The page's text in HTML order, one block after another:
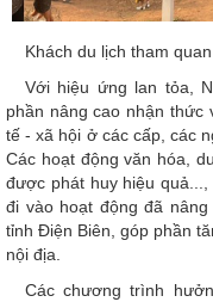
Khách du lịch tham
Với hiệu ứng lan tỏa,
phần nâng cao nhận thức
tế - xã hội ở các cấp, các
Các hoạt động văn hóa,
được phát huy hiệu
đi vào hoạt động đã
tỉnh Điện Biên, góp phần
nội địa.
Các chương trình